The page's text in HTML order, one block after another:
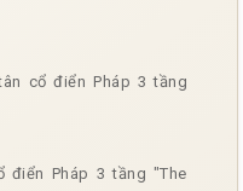
cổ điển Pháp 3 tầng
điển Pháp 3 tầng "The